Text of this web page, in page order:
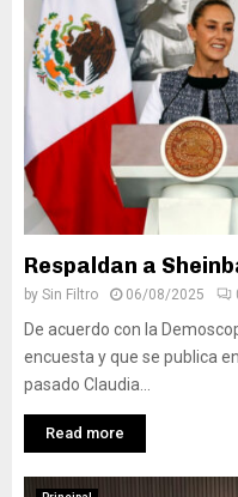
Respaldan a
by Sin Filtro 06/08/2025
De acuerdo con la
encuesta y que se publica
pasado Claudia...
Read more